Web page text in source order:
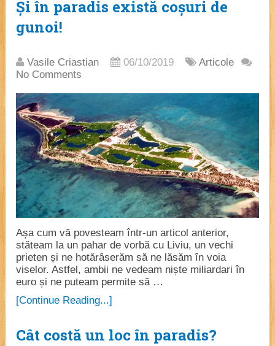
Și în paradis există coșuri de
gunoi!
Vasile Criastian 06/10/2019
Articole
No Comments
Așa cum vă povesteam într-un articol anterior,
stăteam la un pahar de vorbă cu Liviu, un vechi
prieten și ne hotărâserăm să ne lăsăm în voia
viselor. Astfel, ambii ne vedeam niște miliardari în
euro și ne puteam permite să …
[Continue Reading...]
Cât costă un loc în paradis?